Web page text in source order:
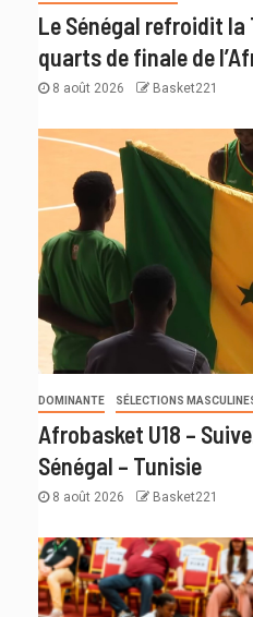
Le Sénégal refroidit la
quarts de finale de
8 août 2026 Basket221
DOMINANTE SÉLECTIONS
Afrobasket U18 –
Sénégal – Tunisie
8 août 2026 Basket221